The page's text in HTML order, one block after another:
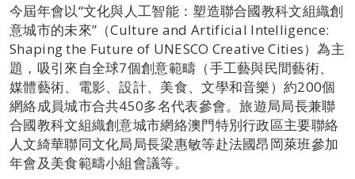
今屆年會以“文化與人工智能：塑造聯合國教科文組織創
意城市的未來”（Culture and Artificial Intelligence:
Shaping the Future of UNESCO Creative Cities）為主
題，吸引來自全球7個創意範疇（手工藝與民間藝術、
媒體藝術、電影、設計、美食、文學和音樂）約200個
網絡成員城市合共450多名代表參會。旅遊局局長兼聯
合國教科文組織創意城市網絡澳門特別行政區主要聯絡
人文綺華聯同文化局局長梁惠敏等赴法國昂岡萊班參加
年會及美食範疇小組會議等。